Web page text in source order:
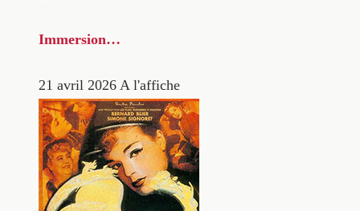
Immersion…
21 avril 2026 A l'affiche